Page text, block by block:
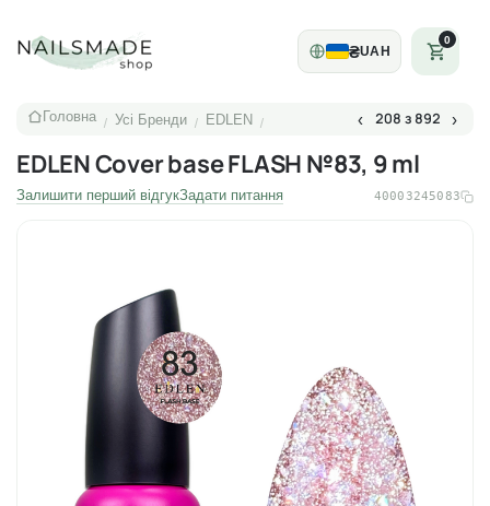
₴UAH
0
Головна / Усі Бренди / EDLEN / ‹ 208 з 892 ›
EDLEN Cover base FLASH №83, 9 ml
Залишити перший відгукЗадати питання 40003245083